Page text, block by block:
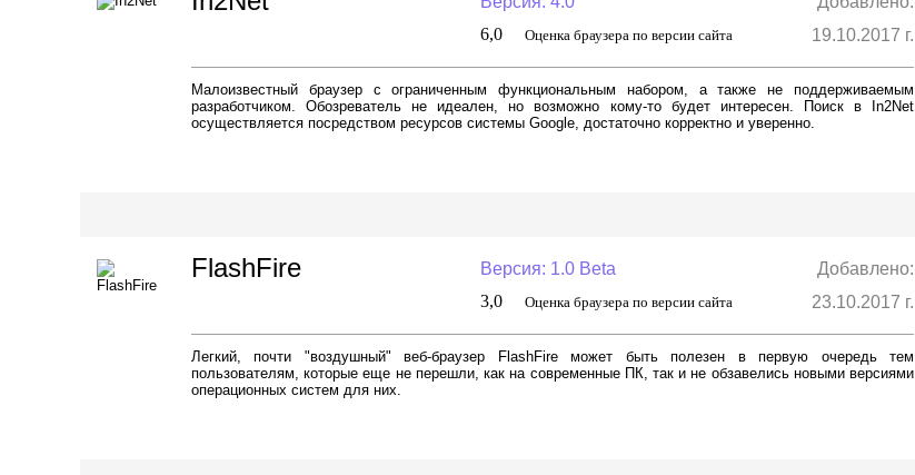
FlashFire
3,0 Оценка браузера по версии сайта 23.10.2017 г.
Версия: 1.0 Beta Добавлено:
Легкий, почти "воздушный" веб-браузер FlashFire может быть полезен в первую очередь тем
пользователям, которые еще не перешли, как на современные ПК, так и не обзавелись новыми версиями
операционных систем для них.
6,0 Оценка браузера по версии сайта 19.10.2017 г.
Малоизвестный браузер с ограниченным функциональным набором, а также не поддерживаемым
разработчиком. Обозреватель не идеален, но возможно кому-то будет интересен. Поиск в In2Net
осуществляется посредством ресурсов системы Google, достаточно корректно и уверенно.